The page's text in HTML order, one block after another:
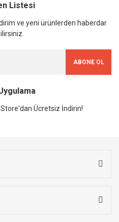
Listesi
ve yeni ürünlerden haberdar
ABONE OL
Ücretsiz İndirin!